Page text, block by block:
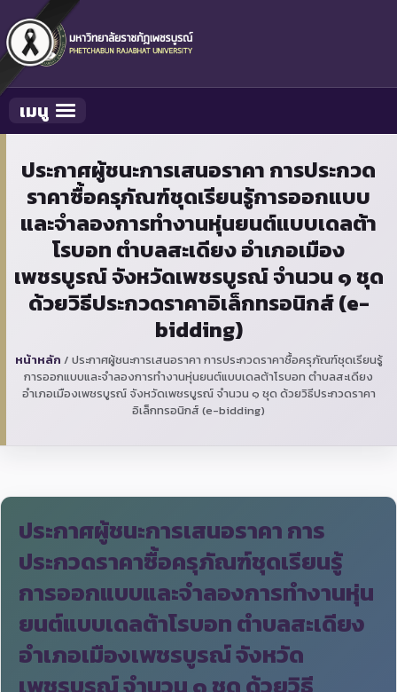
Toggle navigation
เมนู
ประกาศผู้ชนะการเสนอราคา การประกวด
ราคาซื้อครุภัณฑ์ชุดเรียนรู้การออกแบบ
และจำลองการทำงานหุ่นยนต์แบบเดลต้า
โรบอท ตำบลสะเดียง อำเภอเมือง
เพชรบูรณ์ จังหวัดเพชรบูรณ์ จำนวน ๑ ชุด
ด้วยวิธีประกวดราคาอิเล็กทรอนิกส์ (e-
bidding)
หน้าหลัก / ประกาศผู้ชนะการเสนอราคา การประกวดราคาซื้อครุภัณฑ์ชุดเรียนรู้
การออกแบบและจำลองการทำงานหุ่นยนต์แบบเดลต้าโรบอท ตำบลสะเดียง
อำเภอเมืองเพชรบูรณ์ จังหวัดเพชรบูรณ์ จำนวน ๑ ชุด ด้วยวิธีประกวดราคา
อิเล็กทรอนิกส์ (e-bidding)
ประกาศผู้ชนะการเสนอราคา การ
ประกวดราคาซื้อครุภัณฑ์ชุดเรียนรู้
การออกแบบและจำลองการทำงานหุ่น
ยนต์แบบเดลต้าโรบอท ตำบลสะเดียง
อำเภอเมืองเพชรบูรณ์ จังหวัด